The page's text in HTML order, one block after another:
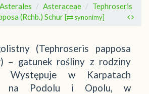
Asterales Asteraceae
Tephroseris
(Rchb.) Schur[ synonimy]
(Tephroseris papposa
– gatunek rośliny z rodziny
Występuje w Karpatach
na Podolu i Opolu, w